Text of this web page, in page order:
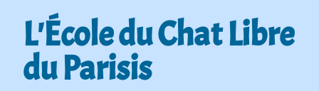
L'École du Chat Libre
du Parisis